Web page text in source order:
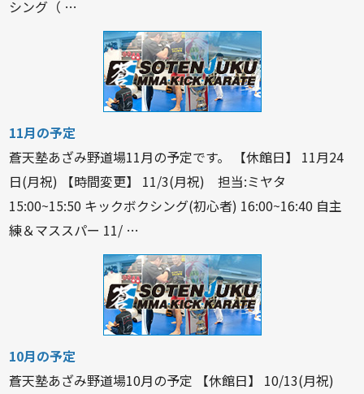
シング（ …
11月の予定
蒼天塾あざみ野道場11月の予定です。 【休館日】 11月24
日(月祝) 【時間変更】 11/3(月祝) 担当:ミヤタ
15:00~15:50 キックボクシング(初心者) 16:00~16:40 自主
練＆マススパー 11/ …
10月の予定
蒼天塾あざみ野道場10月の予定 【休館日】 10/13(月祝)